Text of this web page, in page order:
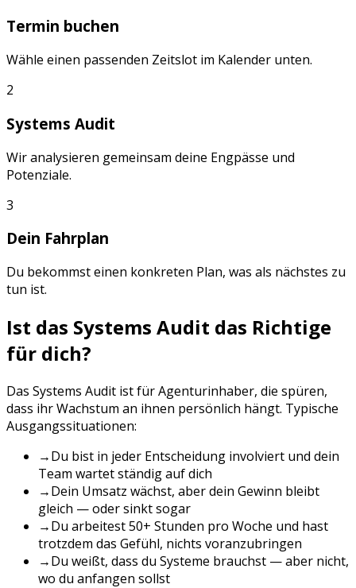
Termin buchen
Wähle einen passenden Zeitslot im Kalender unten.
2
Systems Audit
Wir analysieren gemeinsam deine Engpässe und
Potenziale.
3
Dein Fahrplan
Du bekommst einen konkreten Plan, was als nächstes zu
tun ist.
Ist das Systems Audit das Richtige
für dich?
Das Systems Audit ist für Agenturinhaber, die spüren,
dass ihr Wachstum an ihnen persönlich hängt. Typische
Ausgangssituationen:
→Du bist in jeder Entscheidung involviert und dein
Team wartet ständig auf dich
→Dein Umsatz wächst, aber dein Gewinn bleibt
gleich — oder sinkt sogar
→Du arbeitest 50+ Stunden pro Woche und hast
trotzdem das Gefühl, nichts voranzubringen
→Du weißt, dass du Systeme brauchst — aber nicht,
wo du anfangen sollst